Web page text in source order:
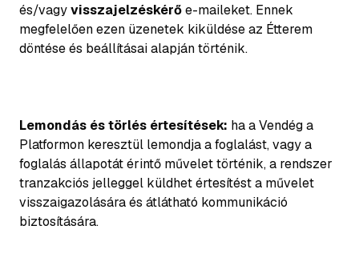
és/vagyvisszajelzéskérőe-maileket. Ennek
megfelelően ezen üzenetek kiküldése az Étterem
döntése és beállításai alapján történik.
Lemondás és törlés értesítések: ha a Vendég a
Platformon keresztül lemondja a foglalást, vagy a
foglalás állapotát érintő művelet történik, a rendszer
tranzakciós jelleggel küldhet értesítést a művelet
visszaigazolására és átlátható kommunikáció
biztosítására.